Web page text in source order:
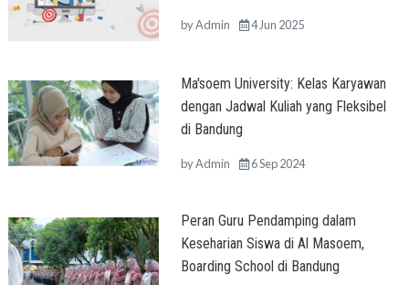
byAdmin 4 Jun 2025
Ma'soem University: Kelas Karyawan
dengan Jadwal Kuliah yang Fleksibel
di Bandung
byAdmin 6 Sep 2024
Peran Guru Pendamping dalam
Keseharian Siswa di Al Masoem,
Boarding School di Bandung